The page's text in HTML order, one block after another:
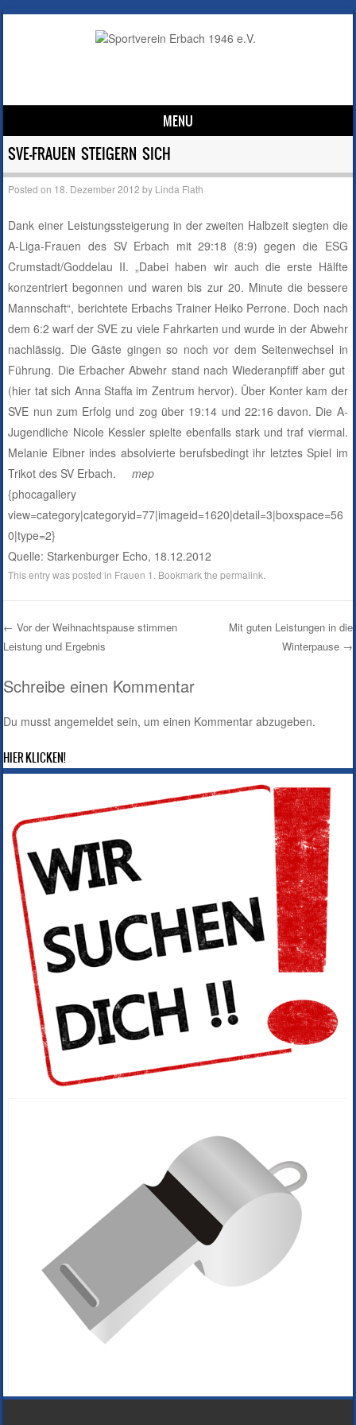
MENU
Skip to content
SVE-FRAUEN STEIGERN SICH
Posted on 18. Dezember 2012 by Linda Flath
Dank einer Leistungssteigerung in der zweiten Halbzeit siegten die
A-Liga-Frauen des SV Erbach mit 29:18 (8:9) gegen die ESG
Crumstadt/Goddelau II. „Dabei haben wir auch die erste Hälfte
konzentriert begonnen und waren bis zur 20. Minute die bessere
Mannschaft“, berichtete Erbachs Trainer Heiko Perrone. Doch nach
dem 6:2 warf der SVE zu viele Fahrkarten und wurde in der Abwehr
nachlässig. Die Gäste gingen so noch vor dem Seitenwechsel in
Führung. Die Erbacher Abwehr stand nach Wiederanpfiff aber gut
(hier tat sich Anna Staffa im Zentrum hervor). Über Konter kam der
SVE nun zum Erfolg und zog über 19:14 und 22:16 davon. Die A-
Jugendliche Nicole Kessler spielte ebenfalls stark und traf viermal.
Melanie Eibner indes absolvierte berufsbedingt ihr letztes Spiel im
Trikot des SV Erbach.mep
{phocagallery
view=category|categoryid=77|imageid=1620|detail=3|boxspace=56
0|type=2}
Quelle: Starkenburger Echo, 18.12.2012
This entry was posted in Frauen 1 . Bookmark thepermalink
Post navigation
← Vor der Weihnachtspause stimmen
Leistung und Ergebnis
Mit guten Leistungen in die
Winterpause →
Schreibe einen Kommentar
Du musstangemeldet sein, um einen Kommentar abzugeben.
HIER KLICKEN!